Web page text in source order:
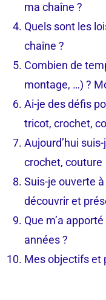
ma chaîne ?
Quels sont les
chaîne ?
Combien de
montage, …) ?
Ai-je des défis
tricot, crochet,
Aujourd’hui
crochet, couture
Suis-je ouverte
découvrir et
Que m’a
années ?
Mes objectifs et